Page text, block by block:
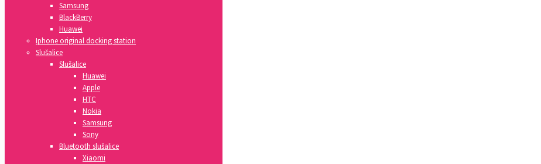
Samsung
BlackBerry
Huawei
Iphone original docking station
Slušalice
Slušalice
Huawei
Apple
HTC
Nokia
Samsung
Sony
Bluetooth slušalice
Xiaomi